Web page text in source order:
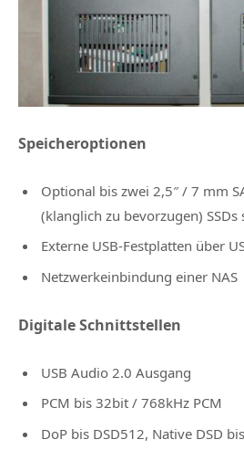
Speicheroptionen
Optional bis zwei 2,5″ / 7 mm
(klanglich zu bevorzugen) SSDs
Externe USB-Festplatten über
Netzwerkeinbindung einer NAS
Digitale Schnittstellen
USB Audio 2.0 Ausgang
PCM bis 32bit / 768kHz PCM
DoP bis DSD512, Native DSD